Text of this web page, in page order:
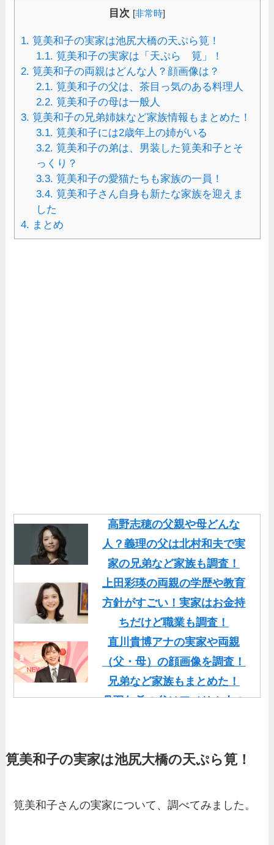
目次 [非常時]
1. 筧美和子の実家は池尻大橋の天ぷら筧！
1.1. 筧美和子の実家は「天ぷら 筧」！
2. 筧美和子の両親はどんな人？顔画像は？
2.1. 筧美和子の父は、茶目っ気のある料理人
2.2. 筧美和子の母は一般人
3. 筧美和子の兄弟姉妹など家族情報もまとめた！
3.1. 筧美和子には2歳年上の姉がいる
3.2. 筧美和子の弟は、男装した筧美和子とそ
っくり？
3.3. 筧美和子の愛猫たちも家族の一員！
3.4. 筧美和子さん自身も新たな家族を迎えま
した
4. まとめ
高野志穂の父親や母どんな
人？義理の父は北村和夫で実
家の兄弟など家族も調査！
上田彩瑛の両親の学歴や教育
方針がすごい！実家はお金持
ちだけど職業も調査！
直川貴博アナの実家や両親
（父・母）の顔画像を調査！
兄弟など家族もまとめた！
丹羽仁希の父はアメリカ人の
基俊介の実家はお金持ち？兄
人？家族を調査！
筧美和子の実家は池尻大橋の天ぷら筧！
筧美和子さんの実家について、調べてみました。